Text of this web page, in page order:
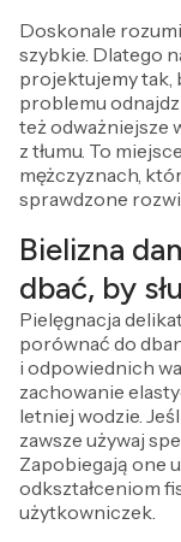
Doskonale
szybkie. Dlatego
projektujemy tak,
problemu
też odważniejsze
z tłumu. To
mężczyznach,
sprawdzone
Bielizna
dbać, by
Pielęgnacja
porównać do
i odpowiednich
zachowanie
letniej wodzie.
zawsze używaj
Zapobiegają one
odkształceniom
użytkowniczek.